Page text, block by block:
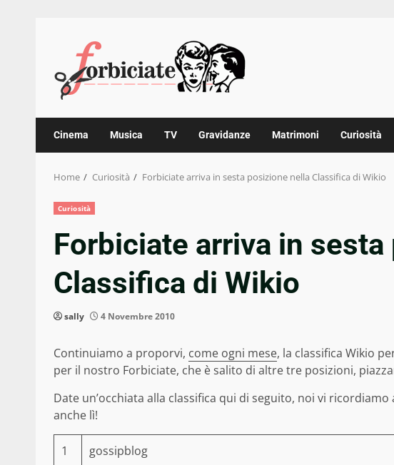
content
Cinema Musica TV Gravidanze Matrimoni Curiosità
Home Curiosità Forbiciate arriva in sesta posizione nella Classifica di Wikio
Curiosità
Forbiciate arriva in
Classifica di Wikio
sally 4 Novembre 2010
Continuiamo a proporvi, come ogni mese, la classifica Wikio
per il nostro Forbiciate, che è salito di altre tre posizioni,
Date un’occhiata alla classifica qui di seguito, noi vi ricordiamo
anche lì!
1 gossipblog